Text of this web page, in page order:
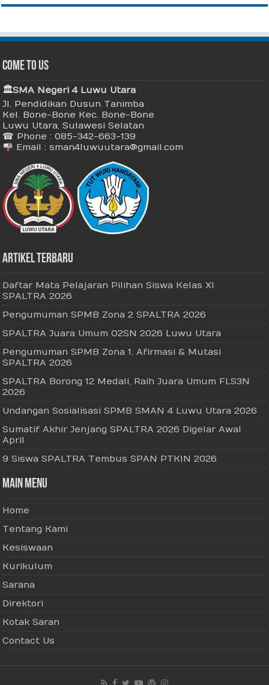
Come To Us
🏛 SMA Negeri 4 Luwu Utara
Jl. Pendidikan Dusun Tanimba
Kel. Bone-Bone Kec. Bone-Bone
Luwu Utara, Sulawesi Selatan
☎ Phone : 085-342-663-139
Email : sman4luwuutara@gmail.com
Artikel Terbaru
Daftar Mata Pelajaran Pilihan Siswa Kelas XI
SPALTRA 2026
Pengumuman SPMB Zona 2 SPALTRA 2026
SPALTRA Juara Umum O2SN 2026 Luwu Utara
Pengumuman SPMB Zona 1, Afirmasi & Mutasi
SPALTRA 2026
SPALTRA Borong 12 Medali, Raih Juara Umum FLS3N
2026
Undangan Sosialisasi SPMB SMAN 4 Luwu Utara 2026
Sumatif Akhir Jenjang SPALTRA 2026 Digelar Awal
April
9 Siswa SPALTRA Tembus SPAN PTKIN 2026
Main Menu
Home
Tentang Kami
Kesiswaan
Kurikulum
Sarana
Direktori
Kotak Saran
Contact Us